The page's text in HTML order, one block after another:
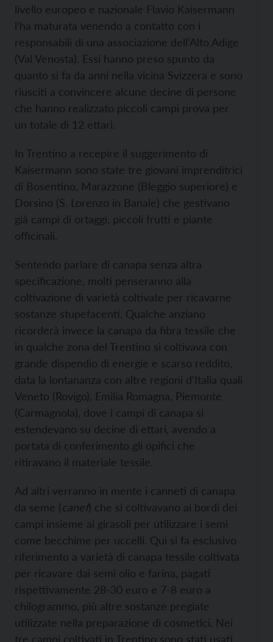
livello europeo e nazionale Flavio Kaisermann
l’ha maturata venendo a contatto con i
responsabili di una associazione dell’Alto Adige
(Val Venosta). Essi hanno preso spunto da
quanto si fa da anni nella vicina Svizzera e sono
riusciti a convincere alcune decine di persone
che hanno realizzato piccoli campi prova per
un totale di 12 ettari.
In Trentino a recepire il suggerimento di
Kaisermann sono state tre giovani imprenditrici
di Bosentino, Marazzone (Bleggio superiore) e
Dorsino (S. Lorenzo in Banale) che gestivano
già campi di ortaggi, piccoli frutti e piante
officinali.
Sentendo parlare di canapa senza altra
specificazione, molti penseranno alla
coltivazione di varietà coltivate per ricavarne
sostanze stupefacenti. Qualche anziano
ricorderà invece la canapa da fibra tessile che
in qualche zona del Trentino si coltivava con
grande dispendio di energie e scarso reddito,
data la lontananza con altre regioni d’Italia quali
Veneto (Rovigo), Emilia Romagna, Piemonte
(Carmagnola), dove i campi di canapa si
estendevano su decine di ettari, avendo a
portata di conferimento gli opifici che
ritiravano il materiale tessile.
Ad altri verranno in mente i canneti di canapa
da seme (canef) che si coltivavano ai bordi dei
campi insieme ai girasoli per utilizzare i semi
come becchime per uccelli. Qui si fa esclusivo
riferimento a varietà di canapa tessile coltivata
per ricavare dai semi olio e farina, pagati
rispettivamente 28-30 euro e 7-8 euro a
chilogrammo, più altre sostanze pregiate
utilizzate nella preparazione di cosmetici. Nei
tre campi coltivati in Trentino sono stati usati